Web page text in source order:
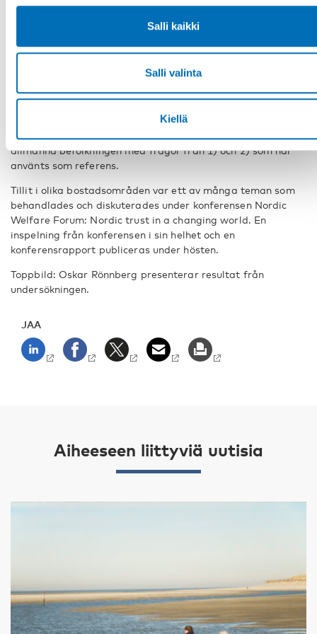
Salli kaikki
Salli valinta
Kiellä
1) En face-to-face undersökning som genomförts bland
invånarna i sex stadsdelar i Aarhus (Gellerup/Toveshøj och
och Helsingfors (Gårdsbacka och Björkby).
2) En uppföljande online-undersökning riktad till samma
respondenter med nya och delvis samma frågor som i 1),
3) en online-undersökning i de tre länderna riktad till den
allmänna befolkningen med frågor från 1) och 2) som har
använts som referens.
Tillit i olika bostadsområden var ett av många teman som
behandlades och diskuterades under konferensen Nordic
Welfare Forum: Nordic trust in a changing world. En
inspelning från konferensen i sin helhet och en
konferensrapport publiceras under hösten.
Toppbild: Oskar Rönnberg presenterar resultat från
undersökningen.
JAA
Aiheeseen liittyviä uutisia